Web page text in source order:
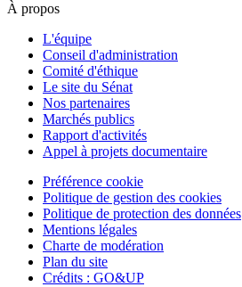
À propos
L'équipe
Conseil d'administration
Comité d'éthique
Le site du Sénat
Nos partenaires
Marchés publics
Rapport d'activités
Appel à projets documentaire
Préférence cookie
Politique de gestion des cookies
Politique de protection des données
Mentions légales
Charte de modération
Plan du site
Crédits : GO&UP